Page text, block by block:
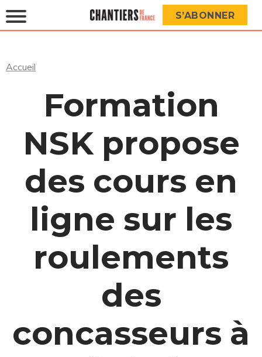
S’ABONNER
Accueil
Formation
NSK propose
des cours en
ligne sur les
roulements
des
concasseurs à